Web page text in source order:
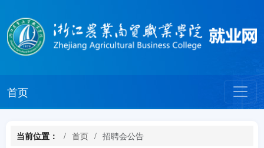
首页
当前位置： 首页 招聘会公告